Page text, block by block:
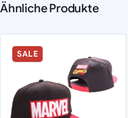
Ähnliche Produkte
SALE